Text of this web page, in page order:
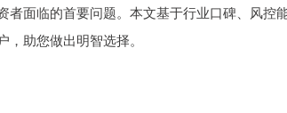
面临的首要问题。本文基于行业口碑、风控
助您做出明智选择。